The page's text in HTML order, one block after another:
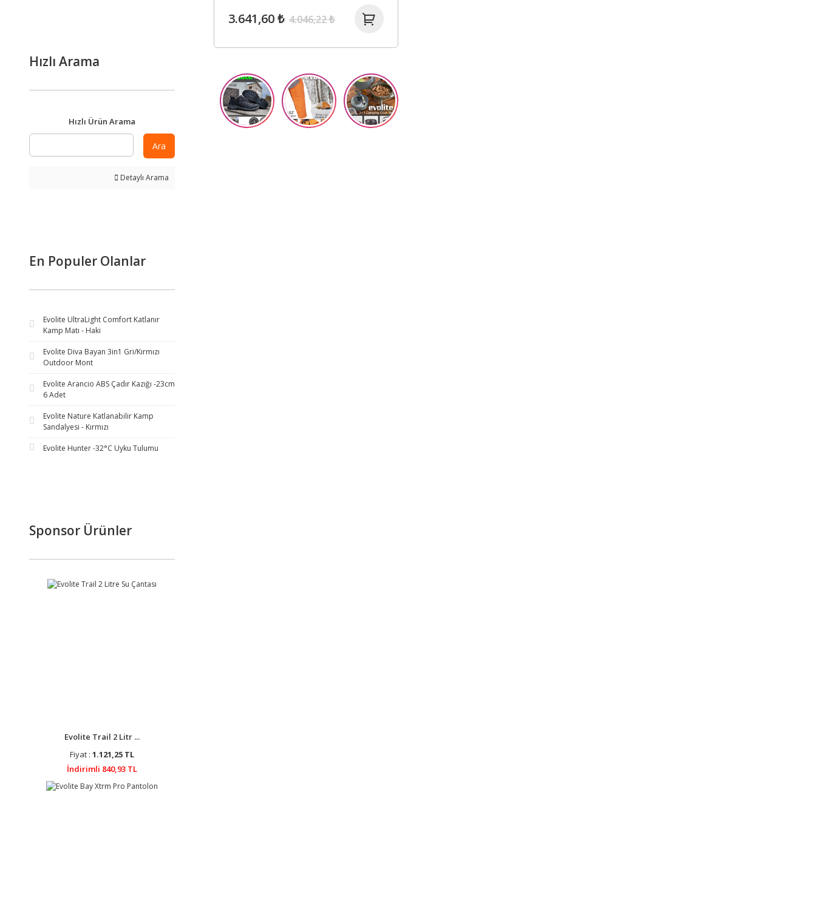
Hızlı Arama
Hızlı Ürün Arama
Ara
Detaylı Arama
En Populer Olanlar
Evolite UltraLight Comfort Katlanır
Kamp Matı - Haki
Evolite Diva Bayan 3in1 Gri/Kırmızı
Outdoor Mont
Evolite Arancio ABS Çadır Kazığı -23cm
6 Adet
Evolite Nature Katlanabilir Kamp
Sandalyesi - Kırmızı
Evolite Hunter -32°C Uyku Tulumu
Sponsor Ürünler
Evolite Trail 2 Litr ...
Fiyat : 1.121,25 TL
İndirimli 840,93 TL
3.641,60 ₺ 4.046,22 ₺